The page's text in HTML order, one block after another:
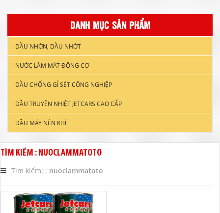
DANH MỤC SẢN PHẨM
DẦU NHỜN, DẦU NHỚT
DẦU NHỚT XE GẮN MÁY
DẦU ĐỘNG CƠ XE TẢI & TÀU THUYỀN
DẦU NHỚT CÔNG NGHIỆP
DẦU CẮT GỌT KIM LOẠI
DẦU NHỚT THỦY LỰC CAO CẤP
DẦU NHỚT HỘP SỐ
NƯỚC LÀM MÁT ĐỘNG CƠ
DẦU CHỐNG GỈ SÉT CÔNG NGHIỆP
DẦU TRUYỀN NHIỆT JETCARS CAO CẤP
DẦU MÁY NÉN KHÍ
TÌM KIẾM : NUOCLAMMATOTO
Tìm kiếm: : nuoclammatoto